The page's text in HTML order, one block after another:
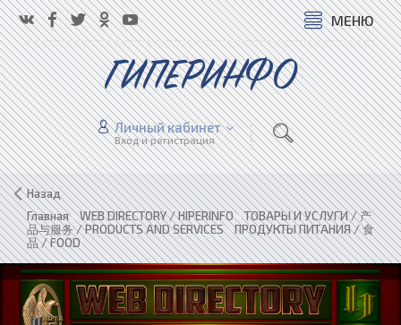
МЕНЮ
ГИПЕРИНФО
Личный кабинет
Вход и регистрация
Назад
Главная»WEB DIRECTORY / HIPERINFO»ТОВАРЫ И УСЛУГИ / 产
品与服务 / PRODUCTS AND SERVICES»ПРОДУКТЫ ПИТАНИЯ / 食
品 / FOOD